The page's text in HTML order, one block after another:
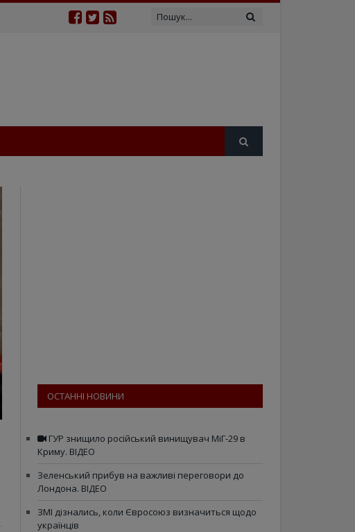
ОСТАННІ НОВИНИ
ГУР знищило російський винищувач МіГ-29 в
Криму. ВІДЕО
Зеленський прибув на важливі переговори до
Лондона. ВІДЕО
ЗМІ дізнались, коли Євросоюз визначиться щодо
українців